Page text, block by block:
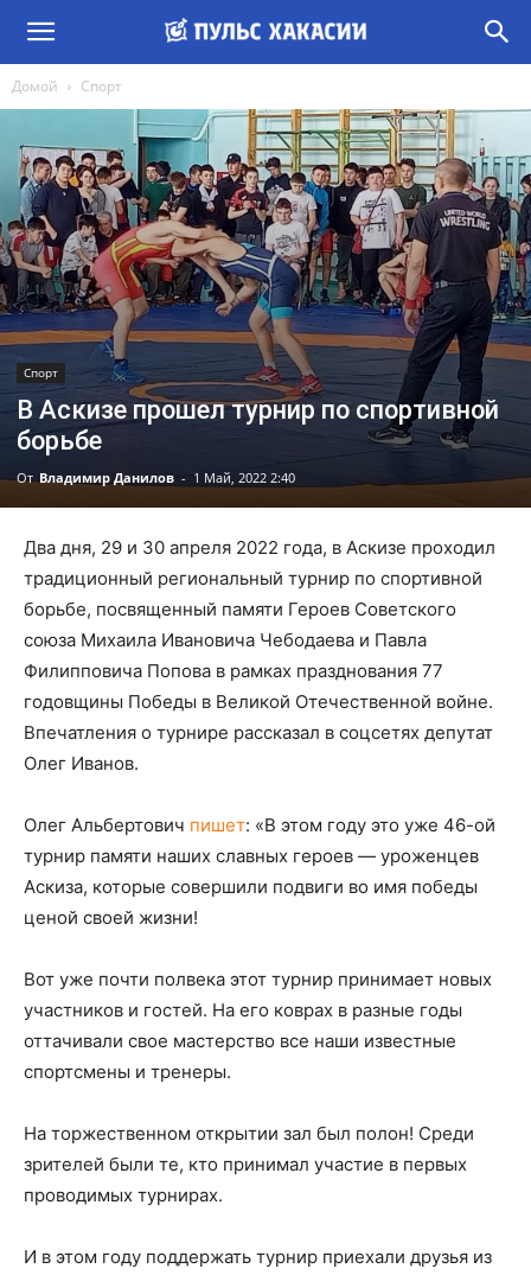
Домой Спорт
Спорт
В Аскизе прошел турнир по спортивной
борьбе
От Владимир Данилов - 1 Май, 2022 2:40
Два дня, 29 и 30 апреля 2022 года, в Аскизе проходил
традиционный региональный турнир по спортивной
борьбе, посвященный памяти Героев Советского
союза Михаила Ивановича Чебодаева и Павла
Филипповича Попова в рамках празднования 77
годовщины Победы в Великой Отечественной войне.
Впечатления о турнире рассказал в соцсетях депутат
Олег Иванов.
Олег Альбертович пишет: «В этом году это уже 46-ой
турнир памяти наших славных героев — уроженцев
Аскиза, которые совершили подвиги во имя победы
ценой своей жизни!
Вот уже почти полвека этот турнир принимает новых
участников и гостей. На его коврах в разные годы
оттачивали свое мастерство все наши известные
спортсмены и тренеры.
На торжественном открытии зал был полон! Среди
зрителей были те, кто принимал участие в первых
проводимых турнирах.
И в этом году поддержать турнир приехали друзья из